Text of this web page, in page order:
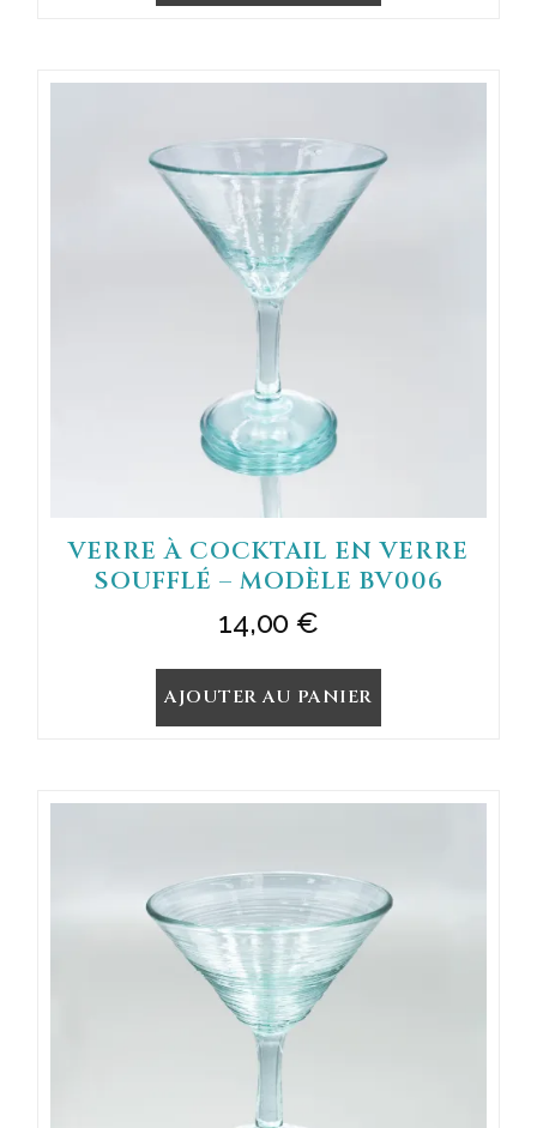
VERRE À COCKTAIL EN VERRE
SOUFFLÉ – MODÈLE BV006
14,00 €
AJOUTER AU PANIER